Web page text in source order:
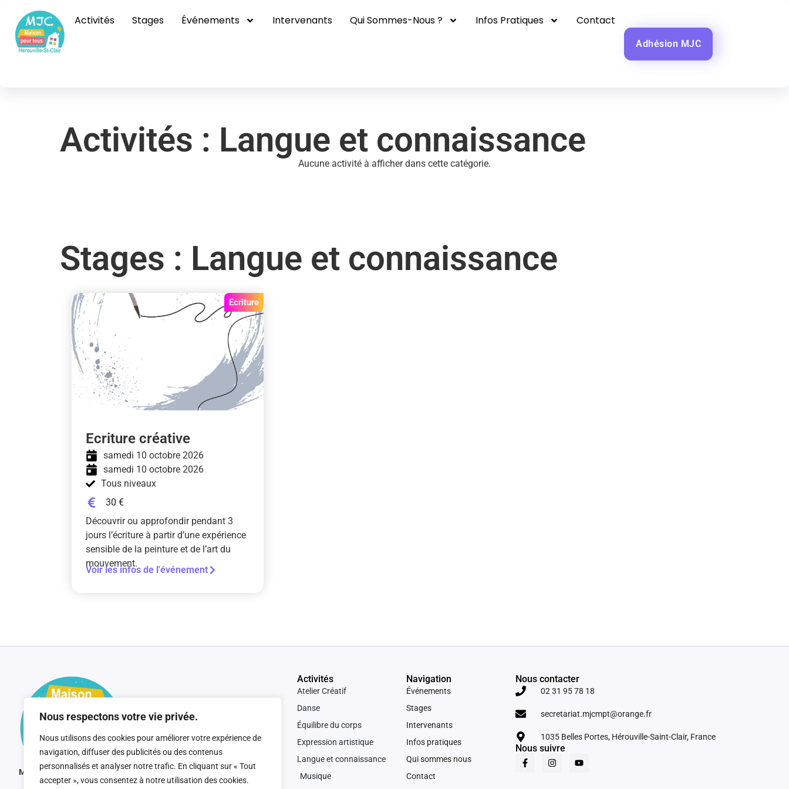
Nous respectons votre vie privée.
Nous utilisons des cookies pour améliorer votre expérience de
navigation, diffuser des publicités ou des contenus
personnalisés et analyser notre trafic. En cliquant sur « Tout
accepter », vous consentez à notre utilisation des cookies.
Activités Stages Événements Intervenants Qui Sommes-Nous ? Infos Pratiques Contact
Adhésion MJC
Langue et connaissance
Activités : Langue et connaissance
Aucune activité à afficher dans cette catégorie.
Stages : Langue et connaissance
Ecriture
Ecriture créative
samedi 10 octobre 2026
samedi 10 octobre 2026
Tous niveaux
30 €
Découvrir ou approfondir pendant 3
jours l’écriture à partir d’une expérience
sensible de la peinture et de l’art du
mouvement.
Voir les infos de l'événement
MJC Maison pour Tous, Hérouville Saint-Clair
Activités
Atelier Créatif
Danse
Équilibre du corps
Expression artistique
Langue et connaissance
Musique
Navigation
Événements
Stages
Intervenants
Infos pratiques
Qui sommes nous
Contact
Nous contacter
02 31 95 78 18
secretariat.mjcmpt@orange.fr
1035 Belles Portes, Hérouville-Saint-Clair, France
Nous suivre